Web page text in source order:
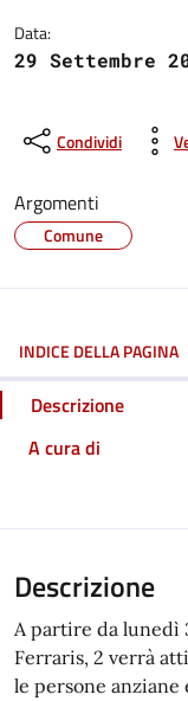
Data:
29 Settembre
Condividi
Argomenti
Comune
INDICE DELLA PAGINA
Descrizione
A cura di
Descrizione
A partire da lunedì
Ferraris, 2 verrà
le persone anziane